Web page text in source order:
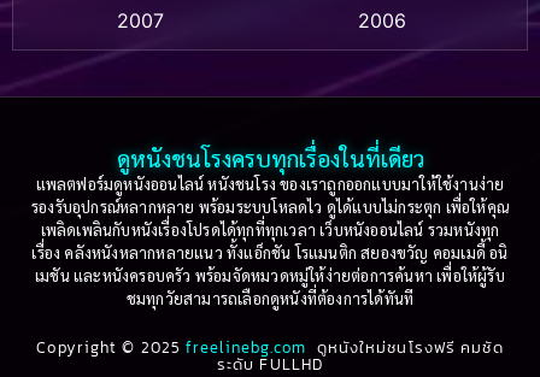
Based on a True Story เรื่องจริง(75)
Based on Novel(16)
Betrayal(1)
Biography(3)
Biography ชีวประวัติ (61)
2007
2006
2005
2004
2003
2002
2001
2000
1999
1998
1997
1996
1995
1994
1993
1992
1991
1990
ดูหนังชนโรงครบทุกเรื่องในที่เดียว
แพลตฟอร์มดูหนังออนไลน์ หนังชนโรง ของเราถูกออกแบบมาให้ใช้งานง่าย
รองรับอุปกรณ์หลากหลาย พร้อมระบบโหลดไว ดูได้แบบไม่กระตุก เพื่อให้คุณ
เพลิดเพลินกับหนังเรื่องโปรดได้ทุกที่ทุกเวลา เว็บหนังออนไลน์ รวมหนังทุก
เรื่อง คลังหนังหลากหลายแนว ทั้งแอ็กชัน โรแมนติก สยองขวัญ คอมเมดี้ อนิ
เมชัน และหนังครอบครัว พร้อมจัดหมวดหมู่ให้ง่ายต่อการค้นหา เพื่อให้ผู้รับ
ชมทุกวัยสามารถเลือกดูหนังที่ต้องการได้ทันที
Copyright © 2025freelinebg.com ดูหนังใหม่ชนโรงฟรี คมชัด
ระดับ FULLHD